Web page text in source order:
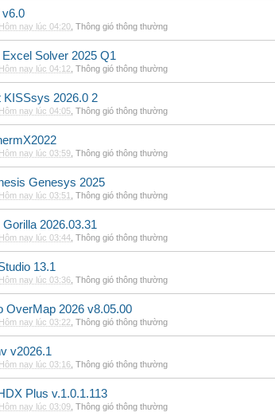
v6.0
Hôm nay lúc 04:20 Thông gió thông thường
Excel Solver 2025 Q1
Hôm nay lúc 04:12 Thông gió thông thường
KISSsys 2026.0 2
Hôm nay lúc 04:05 Thông gió thông thường
Hôm nay lúc 03:59 Thông gió thông thường
Genesys 2025
Hôm nay lúc 03:51 Thông gió thông thường
Gorilla 2026.03.31
Hôm nay lúc 03:44 Thông gió thông thường
13.1
Hôm nay lúc 03:36 Thông gió thông thường
OverMap 2026 v8.05.00
Hôm nay lúc 03:22 Thông gió thông thường
v2026.1
Hôm nay lúc 03:16 Thông gió thông thường
Plus v.1.0.1.113
Hôm nay lúc 03:09 Thông gió thông thường